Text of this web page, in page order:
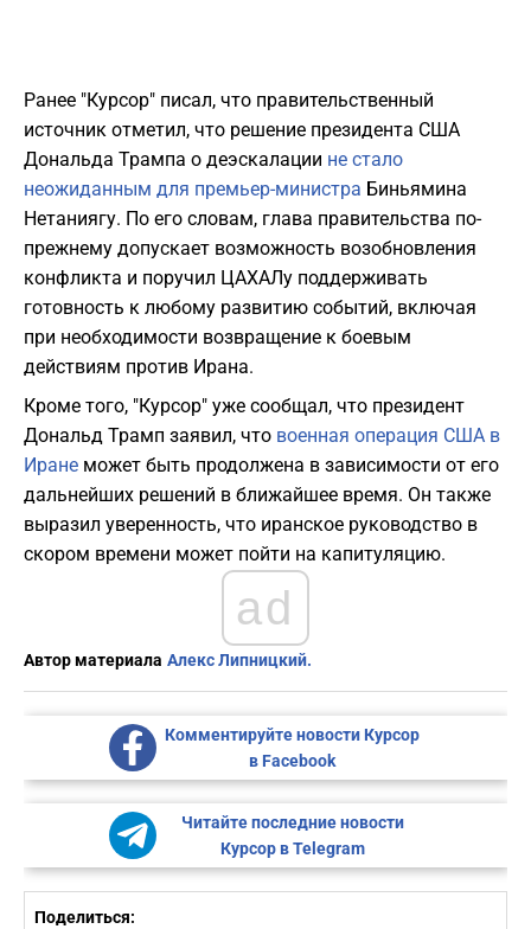
Ранее "Курсор" писал, что правительственный
источник отметил, что решение президента США
Дональда Трампа о деэскалации не стало
неожиданным для премьер-министра Биньямина
Нетаниягу. По его словам, глава правительства по-
прежнему допускает возможность возобновления
конфликта и поручил ЦАХАЛу поддерживать
готовность к любому развитию событий, включая
при необходимости возвращение к боевым
действиям против Ирана.
Кроме того, "Курсор" уже сообщал, что президент
Дональд Трамп заявил, что военная операция США в
Иране может быть продолжена в зависимости от его
дальнейших решений в ближайшее время. Он также
выразил уверенность, что иранское руководство в
скором времени может пойти на капитуляцию.
ad
Автор материала Алекс Липницкий.
Комментируйте новости Курсор
в Facebook
Читайте последние новости
Курсор в Telegram
Поделиться: